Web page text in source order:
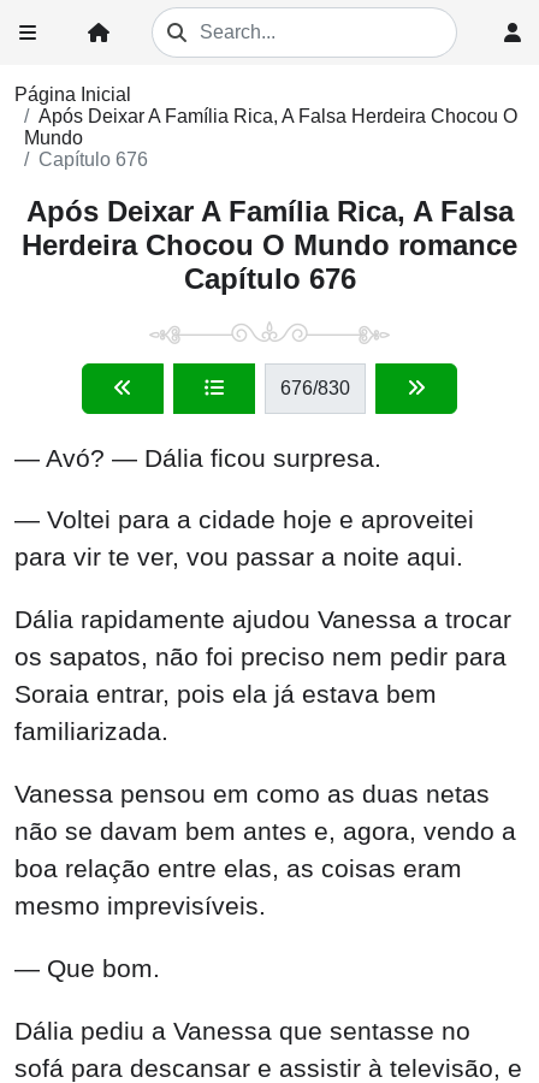
Página Inicial
Após Deixar A Família Rica, A Falsa Herdeira Chocou O
Mundo
Capítulo 676
Após Deixar A Família Rica, A Falsa
Herdeira Chocou O Mundo romance
Capítulo 676
676/830
— Avó? — Dália ficou surpresa.
— Voltei para a cidade hoje e aproveitei
para vir te ver, vou passar a noite aqui.
Dália rapidamente ajudou Vanessa a trocar
os sapatos, não foi preciso nem pedir para
Soraia entrar, pois ela já estava bem
familiarizada.
Vanessa pensou em como as duas netas
não se davam bem antes e, agora, vendo a
boa relação entre elas, as coisas eram
mesmo imprevisíveis.
— Que bom.
Dália pediu a Vanessa que sentasse no
sofá para descansar e assistir à televisão, e